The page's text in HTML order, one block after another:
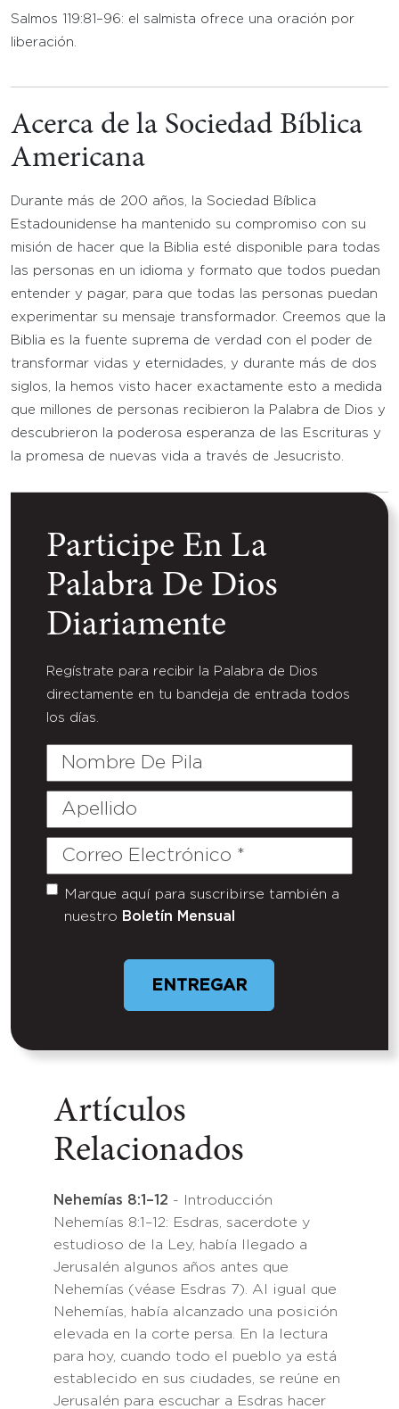
Salmos 119:81–96: el salmista ofrece una oración por
liberación.
Acerca de la Sociedad Bíblica
Americana
Durante más de 200 años, la Sociedad Bíblica
Estadounidense ha mantenido su compromiso con su
misión de hacer que la Biblia esté disponible para todas
las personas en un idioma y formato que todos puedan
entender y pagar, para que todas las personas puedan
experimentar su mensaje transformador. Creemos que la
Biblia es la fuente suprema de verdad con el poder de
transformar vidas y eternidades, y durante más de dos
siglos, la hemos visto hacer exactamente esto a medida
que millones de personas recibieron la Palabra de Dios y
descubrieron la poderosa esperanza de las Escrituras y
la promesa de nuevas vida a través de Jesucristo.
Participe En La
Palabra De Dios
Diariamente
Regístrate para recibir la Palabra de Dios
directamente en tu bandeja de entrada todos
los días.
Nombre
Pila
Apellido
Correo
Untitled
Marque aquí para suscribirse también a
nuestro Boletín Mensual
Artículos
Relacionados
Nehemías 8:1–12 - Introducción
Nehemías 8:1–12: Esdras, sacerdote y
estudioso de la Ley, había llegado a
Jerusalén algunos años antes que
Nehemías (véase Esdras 7). Al igual que
Nehemías, había alcanzado una posición
elevada en la corte persa. En la lectura
para hoy, cuando todo el pueblo ya está
establecido en sus ciudades, se reúne en
Jerusalén para escuchar a Esdras hacer